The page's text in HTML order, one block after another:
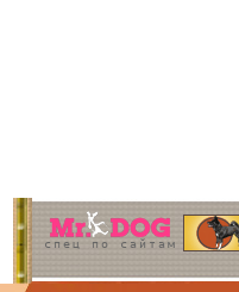
спец по сайтам